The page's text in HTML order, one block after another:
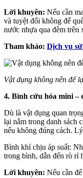
Lời khuyên: Nếu cần
và tuyệt đối không để
nước nhựa qua đêm trên
Tham khảo: Dịch vụ
Vật dụng không nên để
4. Bình cứu hỏa mini –
Dù là vật dụng quan
lại nằm trong danh sách
nếu không đúng cách.
Bình khí chịu áp suất:
trong bình, dẫn đến rò rỉ
Lời khuyên: Nếu cần